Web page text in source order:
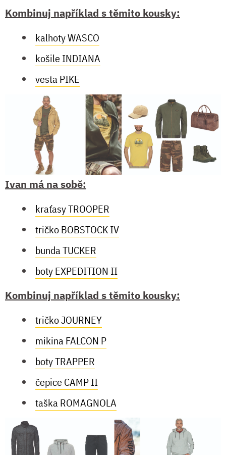
Kombinuj například s těmito kousky:
kalhoty WASCO
košile INDIANA
vesta PIKE
Ivan má na sobě:
kraťasy TROOPER
tričko BOBSTOCK IV
bunda TUCKER
boty EXPEDITION II
Kombinuj například s těmito kousky:
tričko JOURNEY
mikina FALCON P
boty TRAPPER
čepice CAMP II
taška ROMAGNOLA